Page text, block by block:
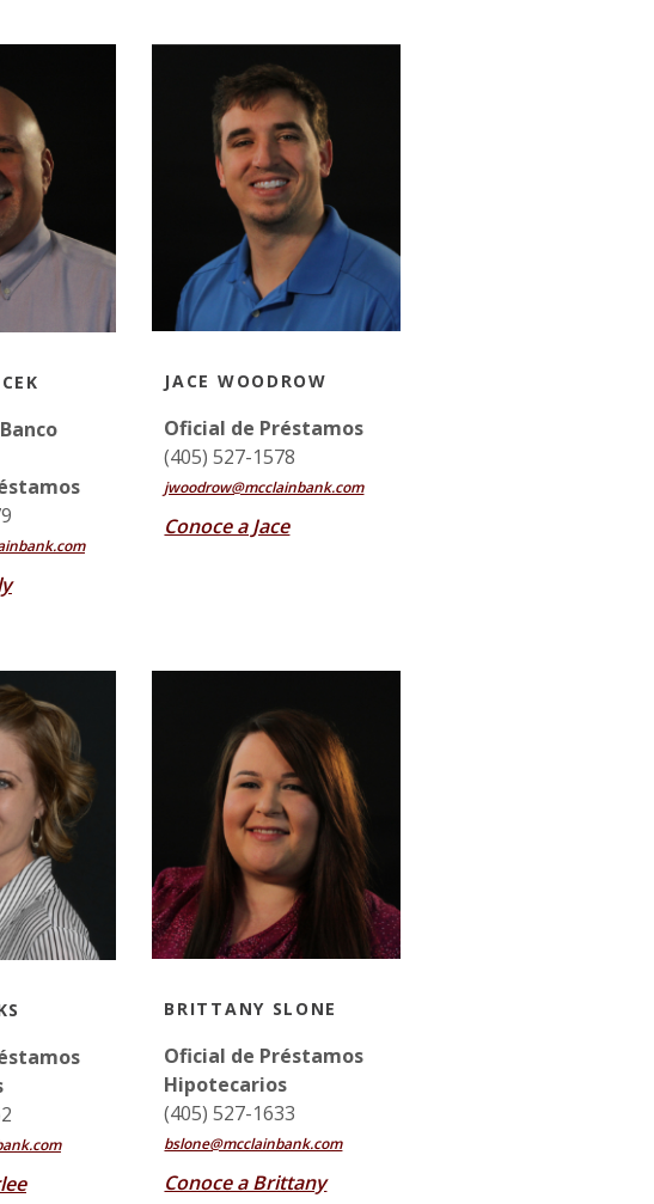
JACE WOODROW
Oficial de Préstamos
(405) 527-1578
jwoodrow@mcclainbank.com
Conoce a Jace
BRITTANY SLONE
Oficial de Préstamos
Hipotecarios
(405) 527-1633
bslone@mcclainbank.com
Conoce a Brittany